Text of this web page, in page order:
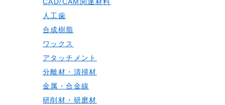
人工歯
合成樹脂
ワックス
アタッチメント
分離材・清掃材
金属・合金線
研削材・研磨材